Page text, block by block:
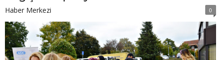
Haber Merkezi 0